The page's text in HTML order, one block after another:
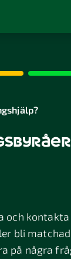
i
och
bli
på några